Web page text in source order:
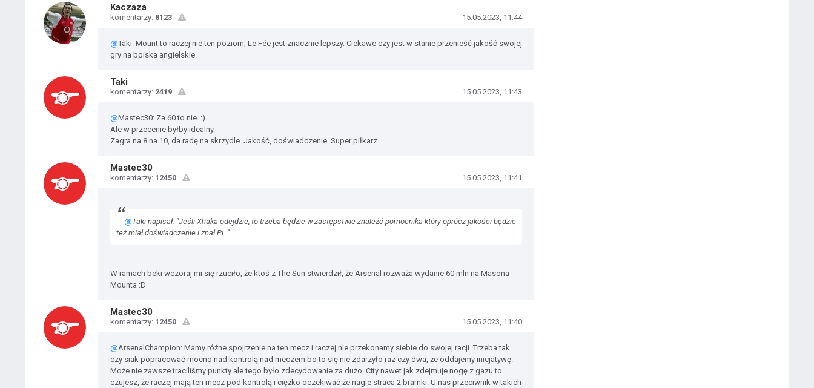
Kaczaza
komentarzy: 8123 15.05.2023, 11:44
@Taki: Mount to raczej nie ten poziom, Le Fée jest znacznie lepszy. Ciekawe czy jest w stanie przenieść jakość swojej
gry na boiska angielskie.
Taki
komentarzy: 2419 15.05.2023, 11:43
@Mastec30: Za 60 to nie. :)
Ale w przecenie byłby idealny.
Zagra na 8 na 10, da radę na skrzydle. Jakość, doświadczenie. Super piłkarz.
Mastec30
komentarzy: 12450 15.05.2023, 11:41
@Taki napisał: "Jeśli Xhaka odejdzie, to trzeba będzie w zastępstwie znaleźć pomocnika który oprócz jakości będzie
też miał doświadczenie i znał PL."
W ramach beki wczoraj mi się rzuciło, że ktoś z The Sun stwierdził, że Arsenal rozważa wydanie 60 mln na Masona
Mounta :D
Mastec30
komentarzy: 12450 15.05.2023, 11:40
@ArsenalChampion: Mamy różne spojrzenie na ten mecz i raczej nie przekonamy siebie do swojej racji. Trzeba tak
czy siak popracować mocno nad kontrolą nad meczem bo to się nie zdarzyło raz czy dwa, że oddajemy inicjatywę.
Może nie zawsze traciliśmy punkty ale tego było zdecydowanie za dużo. City nawet jak zdejmuje nogę z gazu to
czujesz, że raczej mają ten mecz pod kontrolą i ciężko oczekiwać że nagle straca 2 bramki. U nas przeciwnik w takich